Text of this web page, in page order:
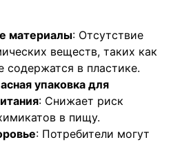
материалы: Отсутствие
веществ, таких как
содержатся в пластике.
упаковка для
: Снижает риск
в пищу.
: Потребители могут